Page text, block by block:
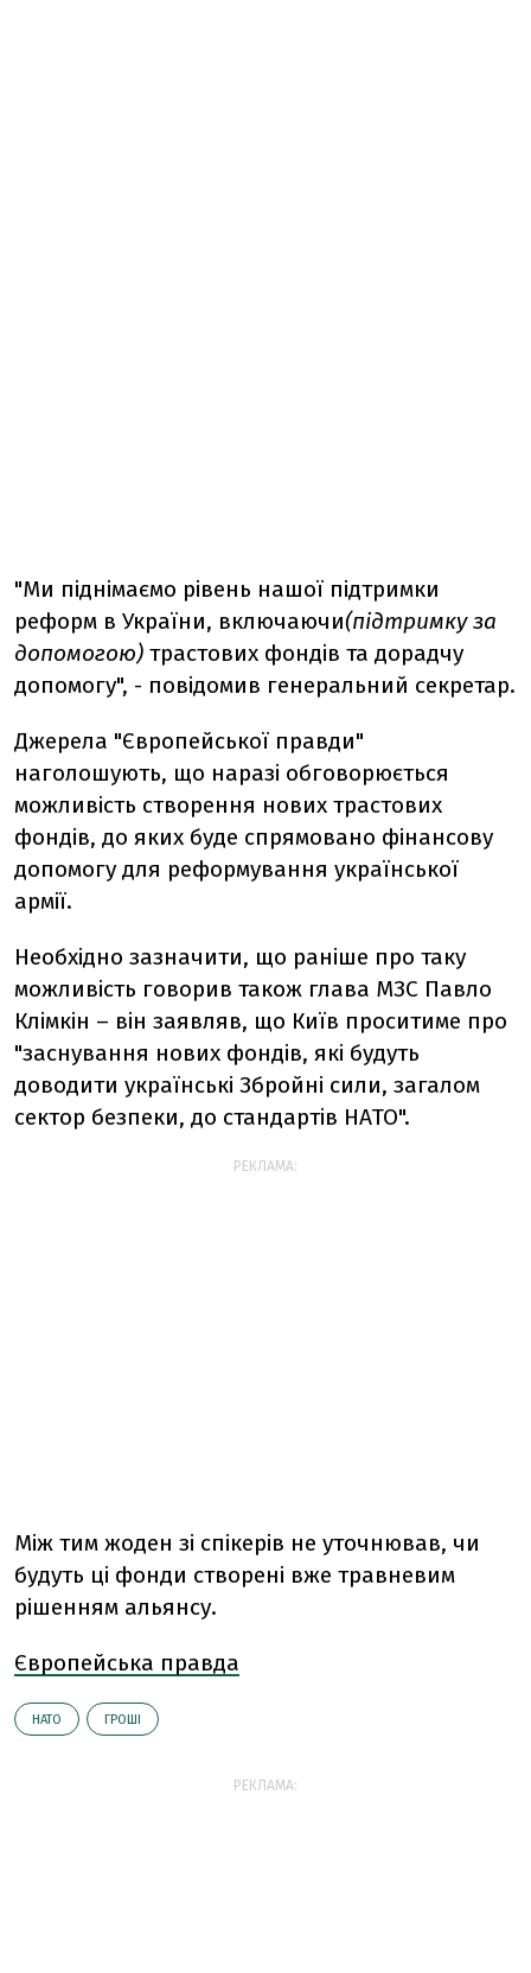
"Ми піднімаємо рівень нашої підтримки
реформ в України, включаючи(підтримку за
допомогою) трастових фондів та дорадчу
допомогу", - повідомив генеральний секретар.
Джерела "Європейської правди"
наголошують, що наразі обговорюється
можливість створення нових трастових
фондів, до яких буде спрямовано фінансову
допомогу для реформування української
армії.
Необхідно зазначити, що раніше про таку
можливість говорив також глава МЗС Павло
Клімкін – він заявляв, що Київ проситиме про
"заснування нових фондів, які будуть
доводити українські Збройні сили, загалом
сектор безпеки, до стандартів НАТО".
РЕКЛАМА:
Між тим жоден зі спікерів не уточнював, чи
будуть ці фонди створені вже травневим
рішенням альянсу.
Європейська правда
НАТО ГРОШІ
РЕКЛАМА: